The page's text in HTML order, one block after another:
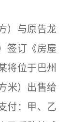
与原告龙
签订《房屋
将位于巴州
米）出售给
付：甲、乙